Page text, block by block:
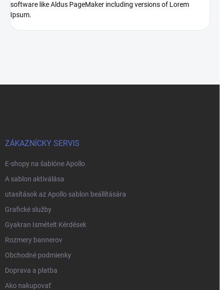
software like Aldus PageMaker including versions of Lorem
Ipsum.
ZÁKAZNÍCKY SERVIS
E-shopy na šablóne Apollo
A sablon aktiválása
utasítások az Apollo sablon beállítására
Grafické služby
Gyakran Ismételt Kérdések
Rozmery bannerov
Obchodné podmienky
Doprava a platba
Ako nakupovať